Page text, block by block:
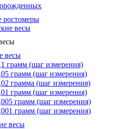
ростомеры
весы
весы
грамм (шаг измерения)
грамм (шаг измерения)
грамма (шаг измерения)
грамм (шаг измерения)
грамм (шаг измерения)
грамм (шаг измерения)
весы